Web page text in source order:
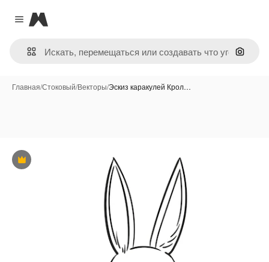
Close menu
Magnific
Поиск
Главная/Стоковый/Векторы/Эскиз каракулей Крол…
Премиум